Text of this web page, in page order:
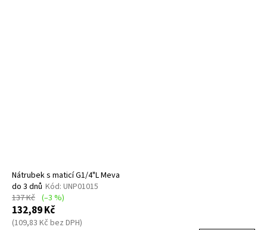
Nátrubek s maticí G1/4"L Meva
do 3 dnů Kód: UNP01015
137 Kč (–3 %)
132,89 Kč
(109,83 Kč bez DPH)